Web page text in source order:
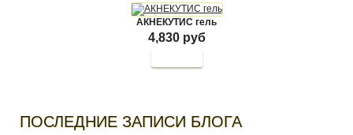
АКНЕКУТИС гель
4,830 руб
ПОСЛЕДНИЕ ЗАПИСИ БЛОГА